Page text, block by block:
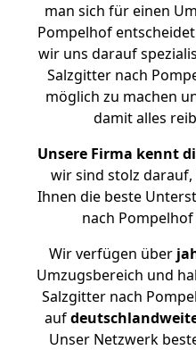
man sich für einen
Pompelhof
wir uns darauf
Salzgitter nach
möglich zu machen
damit alles
Unsere Firma kennt
wir sind stolz
Ihnen die beste
nach
Wir verfügen über
Umzugsbereich und
Salzgitter nach
auf
Unser Netzwerk